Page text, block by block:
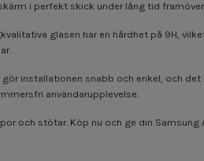
i perfekt skick under lång tid framöver.
glasen har en hårdhet på 9H,
installationen snabb och enkel, och det
användarupplevelse.
och stötar. Köp nu och ge din Samsung